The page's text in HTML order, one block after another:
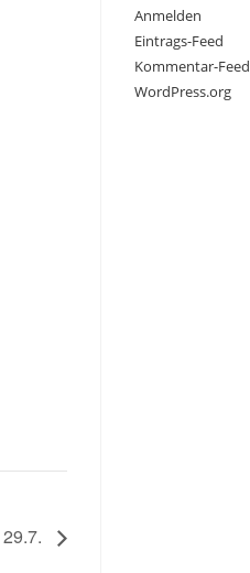
Anmelden
Eintrags-Feed
Kommentar-Feed
WordPress.org